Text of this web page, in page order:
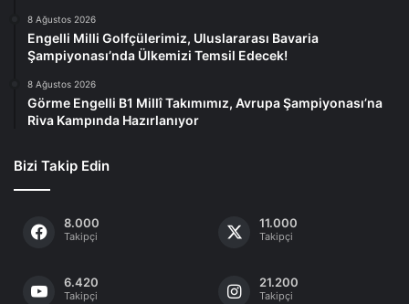
8 Ağustos 2026
Engelli Milli Golfçülerimiz, Uluslararası Bavaria
Şampiyonası’nda Ülkemizi Temsil Edecek!
8 Ağustos 2026
Görme Engelli B1 Millî Takımımız, Avrupa Şampiyonası’na
Riva Kampında Hazırlanıyor
Bizi Takip Edin
8.000
Takipçi
11.000
Takipçi
6.420
Takipçi
21.200
Takipçi